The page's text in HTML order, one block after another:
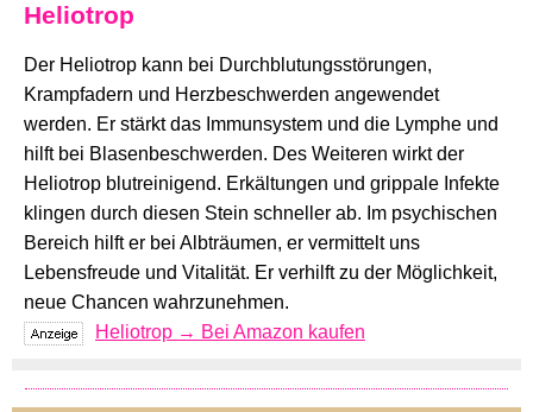
Heliotrop
Der Heliotrop kann bei Durchblutungsstörungen,
Krampfadern und Herzbeschwerden angewendet
werden. Er stärkt das Immunsystem und die Lymphe und
hilft bei Blasenbeschwerden. Des Weiteren wirkt der
Heliotrop blutreinigend. Erkältungen und grippale Infekte
klingen durch diesen Stein schneller ab. Im psychischen
Bereich hilft er bei Albträumen, er vermittelt uns
Lebensfreude und Vitalität. Er verhilft zu der Möglichkeit,
neue Chancen wahrzunehmen.
Heliotrop → Bei Amazon kaufen